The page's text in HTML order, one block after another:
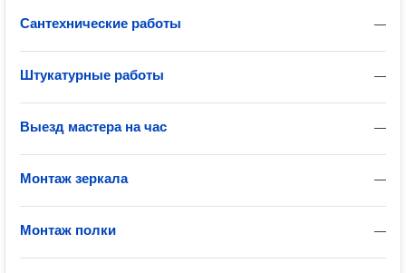
—
Сантехнические работы
—
Штукатурные работы
—
Выезд мастера на час
—
Монтаж зеркала
—
Монтаж полки